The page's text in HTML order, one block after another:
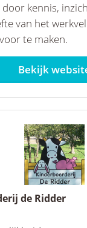
kennis,
van het
te maken.
de Ridder